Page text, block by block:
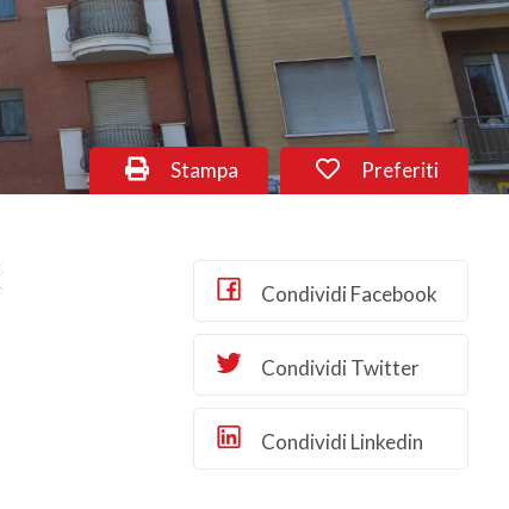
Preferiti
Stampa
Condividi Facebook
Condividi Twitter
Condividi Linkedin